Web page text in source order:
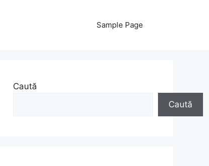
Sample Page
Caută
Caută